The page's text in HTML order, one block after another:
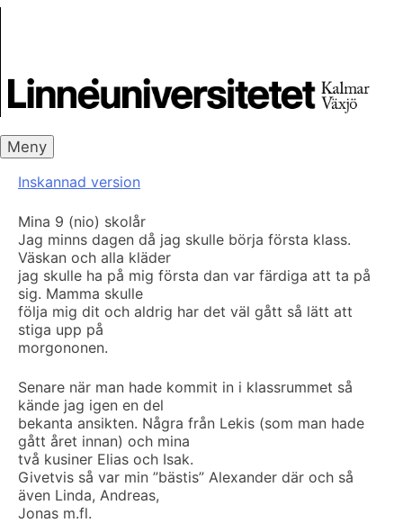
Meny
Inskannad version
Mina 9 (nio) skolår
Jag minns dagen då jag skulle börja första klass.
Väskan och alla kläder
jag skulle ha på mig första dan var färdiga att ta på
sig. Mamma skulle
följa mig dit och aldrig har det väl gått så lätt att
stiga upp på
morgononen.
Senare när man hade kommit in i klassrummet så
kände jag igen en del
bekanta ansikten. Några från Lekis (som man hade
gått året innan) och mina
två kusiner Elias och Isak.
Givetvis så var min ”bästis” Alexander där och så
även Linda, Andreas,
Jonas m.fl.